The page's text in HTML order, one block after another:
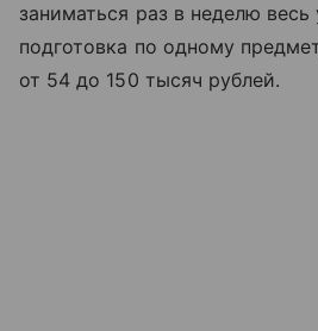
заниматься раз в неделю весь
подготовка по одному
от 54 до 150 тысяч рублей.